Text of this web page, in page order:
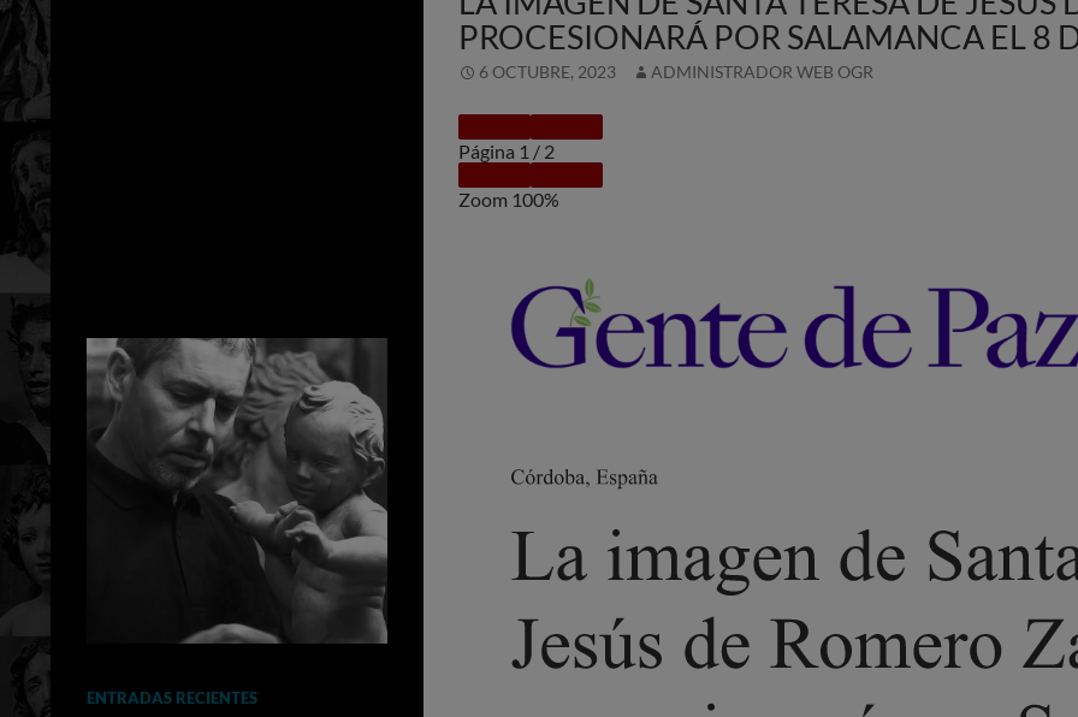
PROCESIONARÁ POR SALAMANCA EL 8
6 OCTUBRE, 2023 ADMINISTRADOR WEB OGR
Página 1 / 2
Zoom 100%
ENTRADAS RECIENTES